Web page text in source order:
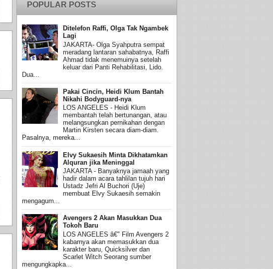
POPULAR POSTS
Ditelefon Raffi, Olga Tak Ngambek
Lagi
JAKARTA- Olga Syahputra sempat
meradang lantaran sahabatnya, Raffi
Ahmad tidak menemuinya setelah
keluar dari Panti Rehabilitasi, Lido.
Dua...
Pakai Cincin, Heidi Klum Bantah
Nikahi Bodyguard-nya
LOS ANGELES - Heidi Klum
membantah telah bertunangan, atau
melangsungkan pernikahan dengan
Martin Kirsten secara diam-diam.
Pasalnya, mereka...
Elvy Sukaesih Minta Dikhatamkan
Alquran jika Meninggal
JAKARTA - Banyaknya jamaah yang
hadir dalam acara tahlilan tujuh hari
Ustadz Jefri Al Buchori (Uje)
membuat Elvy Sukaesih semakin
mengagum...
Avengers 2 Akan Masukkan Dua
Tokoh Baru
LOS ANGELES â€" Film Avengers 2
kabarnya akan memasukkan dua
karakter baru, Quicksilver dan
Scarlet Witch Seorang sumber
mengungkapka...